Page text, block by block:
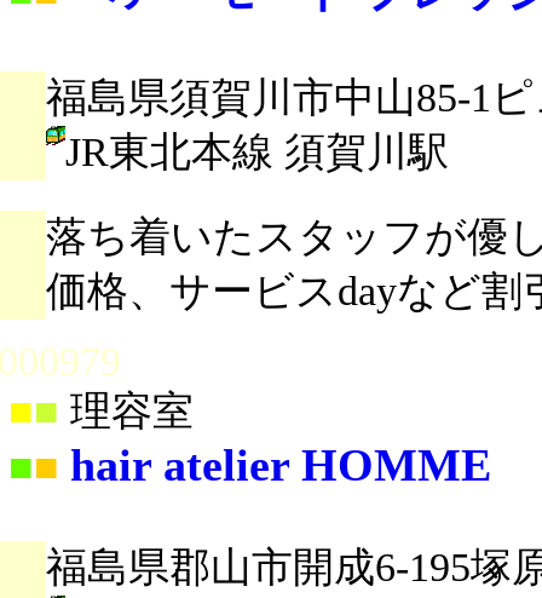
福島県須賀川市中山85-1
JR東北本線 須賀川駅
落ち着いたスタッフが優
価格、サービスdayなど
■ 理容室
■■ hair atelier HOMME
福島県郡山市開成6-195塚